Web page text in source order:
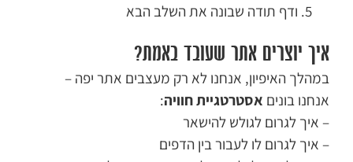
ודף תודה שבונה את השלב הבא
איך יוצרים אתר שעובד באמת?
במהלך האיפיון, אנחנו לא רק מעצבים אתר יפה –
אנחנו בונים אסטרטגיית חוויה:
– איך לגרום לגולש להישאר
– איך לגרום לו לעבור בין הדפים